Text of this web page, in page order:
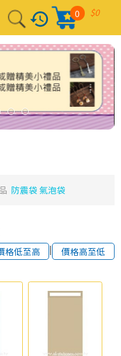
history $0
0
防震袋 氣泡袋
格低至高 | 價格高至低